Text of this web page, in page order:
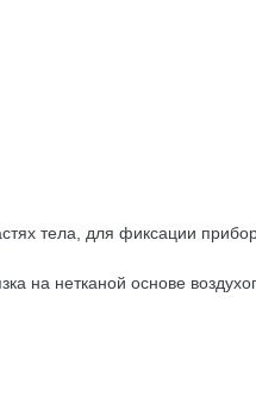
тела, для фиксации
на нетканой основе